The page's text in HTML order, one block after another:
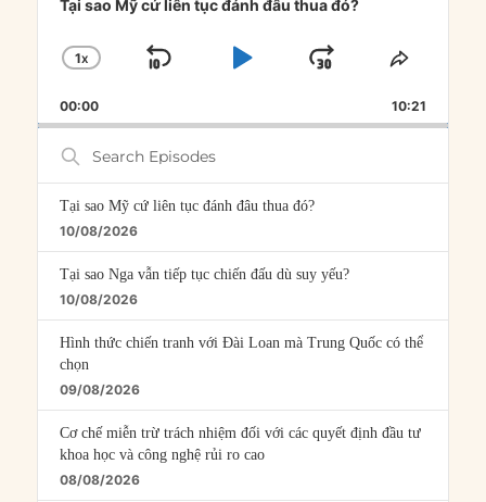
Player
Tại sao Mỹ cứ liên tục đánh đâu thua đó?
CHANGE
RATE
1X
SKIP
PLAYJUMP
FORWARD
SHARE
00:00 10:21
Search
Episodes
Tại sao Mỹ cứ liên tục đánh đâu thua đó?
10/08/2026
Tại sao Nga vẫn tiếp tục chiến đấu dù suy yếu?
10/08/2026
Hình thức chiến tranh với Đài Loan mà Trung Quốc có thể
chọn
09/08/2026
Cơ chế miễn trừ trách nhiệm đối với các quyết định đầu tư
khoa học và công nghệ rủi ro cao
08/08/2026